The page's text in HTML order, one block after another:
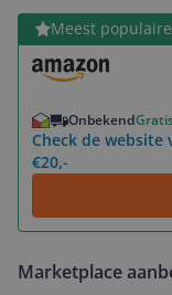
Meest
Onbekend
Check de
€20,-
Bekijk product
Marketplace